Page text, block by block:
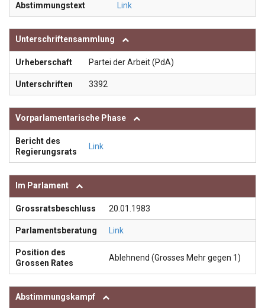
Abstimmungstext Link
Unterschriftensammlung
Urheberschaft Partei der Arbeit (PdA)
Unterschriften 3392
Vorparlamentarische Phase
Bericht des
Regierungsrats
Link
Im Parlament
Grossratsbeschluss 20.01.1983
Parlamentsberatung Link
Position des
Grossen Rates
Ablehnend (Grosses Mehr gegen 1)
Abstimmungskampf